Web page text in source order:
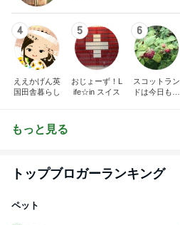
4
ええかげん英
国田舎暮らし
5
おじょーず！L
ife☆in スイス
6
スコットラン
ドは今日も曇
もっと見る
トップブロガーランキング
ペット